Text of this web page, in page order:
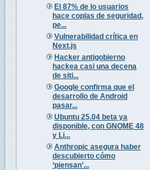
El 87% de lo usuarios
hace copias de seguridad,
pe...
Vulnerabilidad crítica en
Next.js
Hacker antigobierno
hackea casi una decena
de siti...
Google confirma que el
desarrollo de Android
pasar...
Ubuntu 25.04 beta ya
disponible, con GNOME 48
y Li...
Anthropic asegura haber
descubierto cómo
‘piensan’...